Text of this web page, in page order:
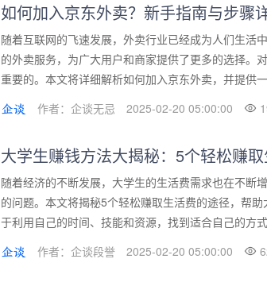
如何加入京东外卖？新手指南与步骤
随着互联网的飞速发展，外卖行业已经成为人们生活
的外卖服务，为广大用户和商家提供了更多的选择。
重要的。本文将详细解析如何加入京东外卖，并提供
作者：企谈无忌
2025-02-20 05:00:00
大学生赚钱方法大揭秘：5个轻松赚
随着经济的不断发展，大学生的生活费需求也在不断
的问题。本文将揭秘5个轻松赚取生活费的途径，帮
于利用自己的时间、技能和资源，找到适合自己的方
作者：企谈段誉
2025-02-20 05:00:00